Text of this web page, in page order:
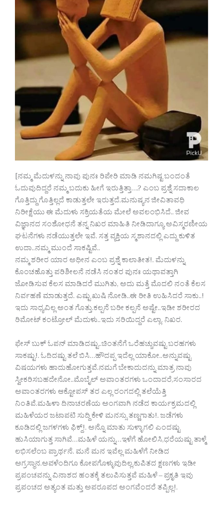
[ನಮ್ಮ ಮೆದುಳನ್ನು ನಾವು ಪುನಃ ರಿಪೇರಿ ಮಾಡಿ ನಮಗಿಷ್ಟ ಬಂದಂತೆ
ಓದುವುದಿದ್ದರೆ ನಮ್ಮ ಬದುಕು ಹೀಗೆ ಇರುತ್ತಿತ್ತಾ….? ಎಂಬ ಪ್ರಶ್ನೆ ಸದಾಕಾಲ
ಗೊತ್ತಿದ್ದು ಗೊತ್ತಿಲ್ಲದೆ ಕಾಡುತ್ತಲೇ ಇರುತ್ತದೆ.ಮನುಷ್ಯನ ಜೀವಿತಾವಧಿ
ನಿರೀಕ್ಷೆಯು ಈ ಮೆದುಳು ಸಕ್ರಿಯತೆಯ ಮೇಲೆ ಅವಲಂಭಿಸಿದೆ.. ಜೀವ
ವಿಜ್ಞಾನದ ಸಂಶೋಧನೆ ತನ್ನ ನಿಖರ ಮಾಹಿತಿ ನೀಡಿದಾಗ್ಯೂ ಅವಿಸ್ಮರಣೀಯ
ಘಟನೆಗಳು ನಡೆಯುತ್ತಲೇ ಇವೆ. ಸತ್ತ ವ್ಯಕ್ತಿಯ ಸ್ಮಶಾನದಲ್ಲಿ ಎದ್ದು ಕುಳಿತ
ಉದಾ..ನಮ್ಮ ಮುಂದೆ ಸಾಕಷ್ಟಿವೆ..
ನಮ್ಮ ಶರೀರ ಯಾರ ಅಧೀನ ಎಂಬ ಪ್ರಶ್ನೆ ಕಾಲಾತೀತ!. ಮೆದುಳನ್ನು
ಕೊಂಚಹೊತ್ತು ಪರಿಶೀಲನೆ ನಡೆಸಿ ನಂತರ ಪುನಃ ಯಥಾವತ್ತಾಗಿ
ಜೋಡಿಸುವ ಕೆಲಸ ಮಾಡಿದರೆ ಮುಗಿತು, ಅದು ಮತ್ತೆ ಮೊದಲಿ ನಂತೆ ಕೆಲಸ
ನಿರ್ವಹಣೆ ಮಾಡುತ್ತದೆ. ಎಷ್ಟು ಖುಷಿ ನೋಡಿ..ಈ ರೀತಿ ಉಹಿಸಿದರೆ ಸಾಕು..!
ಇದು ಸಾಧ್ಯವಿಲ್ಲ ಅಂತ ಗೊತ್ತು.ಕಲ್ಪನೆ ಬರೀ ಕಲ್ಪನೆ ಅಷ್ಟೇ..ಇಡೀ ಶರೀರದ
ರಿಮೋಟ್ ಕಂಟ್ರೋಲ್ ಮೆದುಳು..ಇದು ಸರಿಯಿದ್ದರೆ ಎಲ್ಲಾ. ನಿಖರ.
ಫೇಸ್ ಬುಕ್ ಓಪನ್ ಮಾಡಿದಷ್ಟು..ಚಿಂತನೆಗೆ ಒರೆಹಚ್ಚುವಷ್ಟು ಬರಹಗಳು
ಸಾಕಷ್ಟು!. ಓದಿದಷ್ಟು ತಲೆ ಬಿಸಿ…ಹೌದಪ್ಪ ಇದೆಲ್ಲ ಯಾಕೋ..ಅನ್ನುವಷ್ಟು
ವಿಷಯಗಳು ಹಾದುಹೋಗುತ್ತವೆ.ನಮಗೆ ಬೇಕಾದುದನ್ನು ಮಾತ್ರ ನಾವು
ಸ್ವೀಕರಿಸಬಹದೇನೋ..ಮೊಬೈಲ್ ಅವಾಂತರಗಳು ಒಂದಾದರೆ,ಸಂಸಾರದ
ಅವಾಂತರಗಳು ಆಕ್ಟೋಪಸ್ ತರ ಎಲ್ಲ ರಂಗದಲ್ಲಿ ತಲೆಯೆತ್ತಿ
ನಿಂತಿವೆ.ಮಹಿಳಾ ದಿನಾಚರಣೆಯ ಅಂಗವಾಗಿ ನಡೆದ ಕಾರ್ಯಕ್ರಮದಲ್ಲಿ
ಮಹಿಳೆಯರ ಜಟಾಪಟಿ ಸುದ್ದಿ ಕೇಳಿ ಮನಸ್ಸು ತಣ್ಣಗಾತು!. ಜಡೆಗಳು
ಕೂಡಿದಲ್ಲಿ ಜಗಳಗಳು ಫಿಕ್ದ್!. ಅನ್ನೊ ಮಾತು ಸುಳ್ಳಾಗಲಿ ಎಂದಷ್ಟು
ಹುಸಿಯಾಗುತ್ತ ಸಾಗಿವೆ…ಮಹಿಳೆ ಯನ್ನು…ಇಳೆಗೆ ಹೋಲಿಸಿ,ಧರೆಯಷ್ಟು ತಾಳ್ಮೆ
ಲಭಿಸಲೆಂಬ ಪ್ರಾರ್ಥನೆ. ಮನೆ ಮನ ಇವೆಲ್ಲ ಮಹಿಳೆಗೆ ನೀಡಿದ
ಅಗ್ರಸ್ಥಾನ.ಅವಳೆಂದಿಗೂ ಕೋಪಗೊಳ್ಳುವುದಿಲ್ಲ,ಕುಪಿತದ ಕ್ಷಣಗಳು ಇಡೀ
ಪ್ರಪಂಚವನ್ನು ವಿನಾಶದ ಹಂತಕ್ಕೆ ತಲುಪಿಸುತ್ತವೆ ಮಹಿಳೆ – ಪ್ರಕೃತಿ ಇವು
ಪ್ರಪಂಚದ ಅತ್ಯಂತ ಮತ್ತು ಅಪರೂಪದ ಅಂಗವೆಂದರೆ ತಪ್ಪಿಲ್ಲ!.